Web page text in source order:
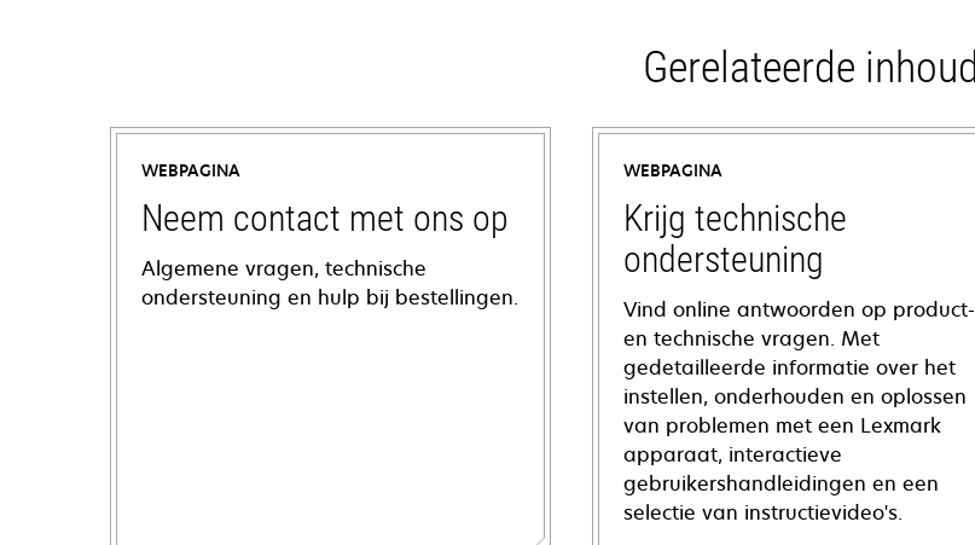
Gerelateerde inhoud
WEBPAGINA
Neem contact met ons op
Algemene vragen, technische
ondersteuning en hulp bij bestellingen.
WEBPAGINA
Krijg technische
ondersteuning
Vind online antwoorden op product-
en technische vragen. Met
gedetailleerde informatie over het
instellen, onderhouden en oplossen
van problemen met een Lexmark
apparaat, interactieve
gebruikershandleidingen en een
selectie van instructievideo's.